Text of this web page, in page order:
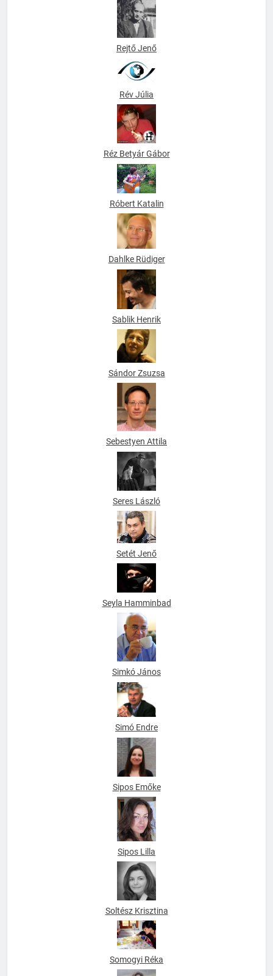
Rév Júlia
Réz Betyár Gábor
Róbert Katalin
Dahlke Rüdiger
Sablik Henrik
Sándor Zsuzsa
Sebestyen Attila
Seres László
Setét Jenő
Seyla Hamminbad
Simkó János
Simó Endre
Sipos Emőke
Sipos Lilla
Soltész Krisztina
Somogyi Réka